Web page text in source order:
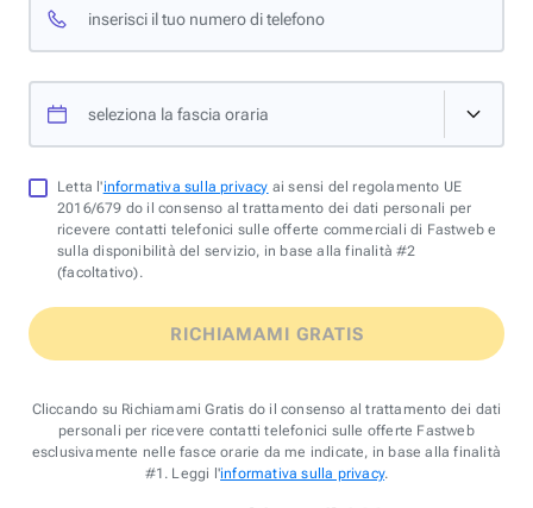
inserisci il tuo numero di telefono
seleziona la fascia oraria
Letta l'informativa sulla privacy ai sensi del regolamento UE
2016/679 do il consenso al trattamento dei dati personali per
ricevere contatti telefonici sulle offerte commerciali di Fastweb e
sulla disponibilità del servizio, in base alla finalità #2
(facoltativo).
RICHIAMAMI GRATIS
Cliccando su Richiamami Gratis do il consenso al trattamento dei dati
personali per ricevere contatti telefonici sulle offerte Fastweb
esclusivamente nelle fasce orarie da me indicate, in base alla finalità
#1. Leggi l'informativa sulla privacy.